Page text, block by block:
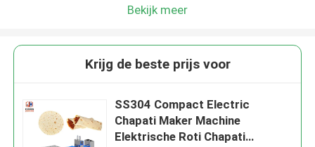
Bekijk meer
Krijg de beste prijs voor
SS304 Compact Electric
Chapati Maker Machine
Elektrische Roti Chapati